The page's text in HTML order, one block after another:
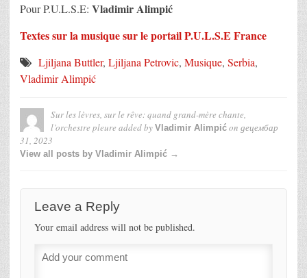
Pour P.U.L.S.E: Vladimir Alimpić
Textes sur la musique sur le portail P.U.L.S.E France
Ljiljana Buttler, Ljiljana Petrovic, Musique, Serbia,
Vladimir Alimpić
Sur les lèvres, sur le rêve: quand grand-mère chante,
l’orchestre pleure added by Vladimir Alimpić on децембар
31, 2023
View all posts by Vladimir Alimpić →
Leave a Reply
Your email address will not be published.